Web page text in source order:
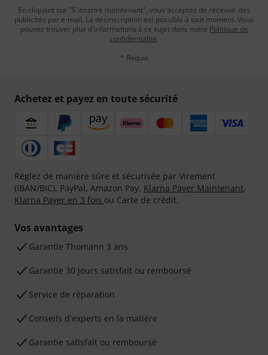
En cliquant sur "S'inscrire maintenant", vous acceptez de recevoir des
publicités par e-mail. La désinscription est possible à tout moment. Vous
pouvez trouver plus d'informations à ce sujet dans notre Politique de
confidentialité.
* Requis
Achetez et payez en toute sécurité
Réglez de manière sûre et sécurisée par Virement
(IBAN/BIC), PayPal, Amazon Pay, Klarna Payer Maintenant,
Klarna Payer en 3 fois ou Carte de crédit.
Vos avantages
Ga­ran­tie Thomann 3 ans
Garantie 30 jours satisfait ou remboursé
Service de réparation
Conseils d'experts en la matière
Garantie satisfait ou remboursé